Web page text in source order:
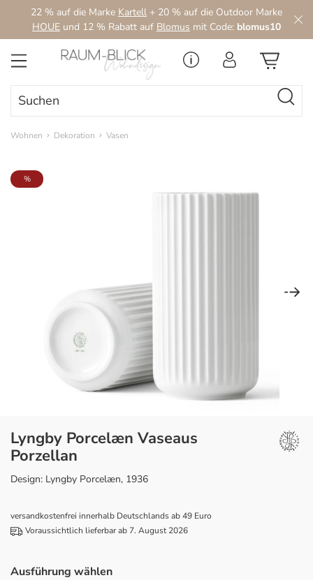
Zum Hauptinhalt springen
22 % auf die Marke Kartell + 20 % auf die Outdoor Marke
HOUE und 12 % Rabatt auf Blomus mit Code: blomus10
Wohnen Dekoration Vasen
Bildergalerie überspringen
%
Lyngby Porcelæn Vaseaus
Porzellan
Design: Lyngby Porcelæn, 1936
versandkostenfrei innerhalb Deutschlands ab 49 Euro
Voraussichtlich lieferbar ab 7. August 2026
Ausführung wählen